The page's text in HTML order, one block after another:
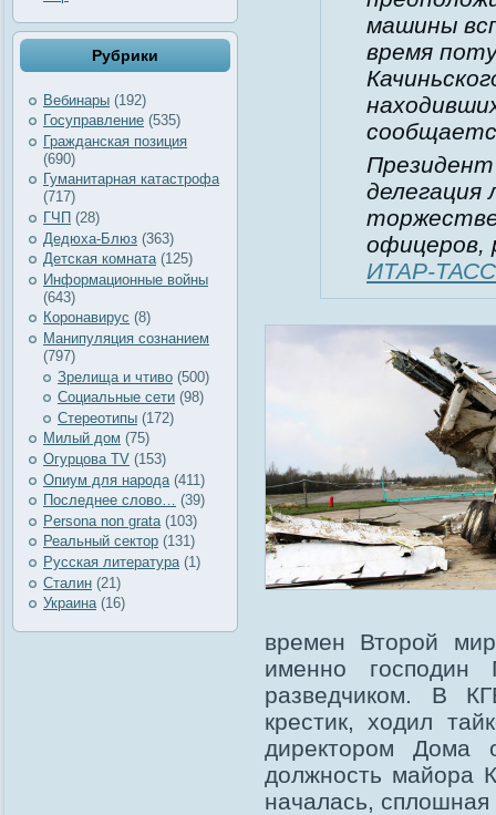
Рубрики
Вебинары (192)
Госуправление (535)
Гражданская позиция
(690)
Гуманитарная катастрофа
(717)
ГЧП (28)
Дедюха-Блюз (363)
Детская комната(125)
Информационные войны
(643)
Коронавирус (8)
Манипуляция сознанием
(797)
Зрелища и чтиво (500)
Социальные сети (98)
Стереотипы (172)
Милый дом (75)
Огурцова TV (153)
Опиум для народа (411)
Последнее слово… (39)
Рersona non grata (103)
Реальный сектор (131)
Русская литература (1)
Сталин (21)
Украина(16)
машины
время
делегация
офицеров,
ИТАР-ТАСС
времен Второй
именно
разведчиком. В
крестик, ходил
директором Дома
должность майора
началась, сплошная